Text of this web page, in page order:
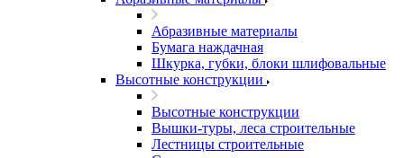
Абразивные материалы
Бумага наждачная
Шкурка, губки, блоки шлифовальные
Высотные конструкции
Высотные конструкции
Вышки-туры, леса строительные
Лестницы строительные